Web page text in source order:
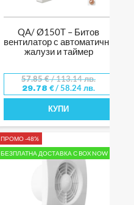
QA/ Ø150T – Битов
вентилатор с автоматични
жалузи и таймер
57.85€/ 113.14 лв.
29.78 €/ 58.24 лв.
КУПИ
ПРОМО -48%
БЕЗПЛАТНА ДОСТАВКА С BOX NOW